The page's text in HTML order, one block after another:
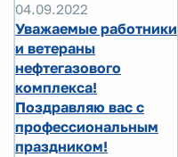
04.09.2022
Уважаемые работники
и ветераны
нефтегазового
комплекса!
Поздравляю вас с
профессиональным
праздником!